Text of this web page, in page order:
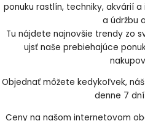
ponuku rastlín, techniky, akvárií
a údržbu
Tu nájdete najnovšie trendy zo
ujsť naše prebiehajúce
Objednať môžete kedykoľvek,
denne 7
Ceny na našom internetovom